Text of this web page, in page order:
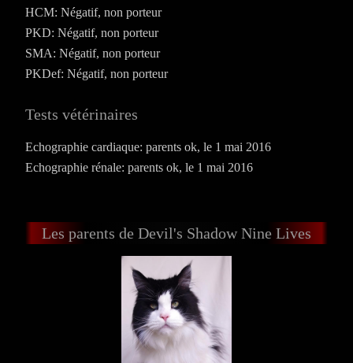
HCM: Négatif, non porteur
PKD: Négatif, non porteur
SMA: Négatif, non porteur
PKDef: Négatif, non porteur
Tests vétérinaires
Echographie cardiaque: parents ok, le 1 mai 2016
Echographie rénale: parents ok, le 1 mai 2016
Les parents de Devil's Shadow Nine Lives